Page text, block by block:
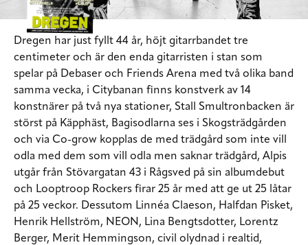
Dregen har just fyllt 44 år, höjt gitarrbandet tre
centimeter och är den enda gitarristen i stan som
spelar på Debaser och Friends Arena med två olika band
samma vecka, i Citybanan finns konstverk av 14
konstnärer på två nya stationer, Stall Smultronbacken är
störst på Käpphäst, Bagisodlarna ses i Skogsträdgården
och via Co-grow kopplas de med trädgård som inte vill
odla med dem som vill odla men saknar trädgård, Alpis
utgår från Stövargatan 43 i Rågsved på sin albumdebut
och Looptroop Rockers firar 25 år med att ge ut 25 låtar
på 25 veckor. Dessutom Linnéa Claeson, Halfdan Pisket,
Henrik Hellström, NEON, Lina Bengtsdotter, Lorentz
Berger, Merit Hemmingson, civil olydnad i realtid,